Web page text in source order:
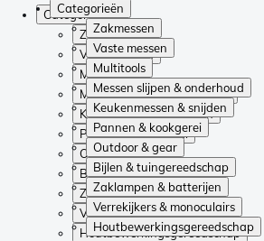
Categorieën
Zakmessen
Vaste messen
Multitools
Messen slijpen & onderhoud
Keukenmessen & snijden
Pannen & kookgerei
Outdoor & gear
Bijlen & tuingereedschap
Zaklampen & batterijen
Verrekijkers & monoculairs
Houtbewerkingsgereedschap
Categorieën
Zakmessen
Vaste messen
Multitools
Messen slijpen & onderhoud
Keukenmessen & snijden
Pannen & kookgerei
Outdoor & gear
Bijlen & tuingereedschap
Zaklampen & batterijen
Verrekijkers & monoculairs
Houtbewerkingsgereedschap